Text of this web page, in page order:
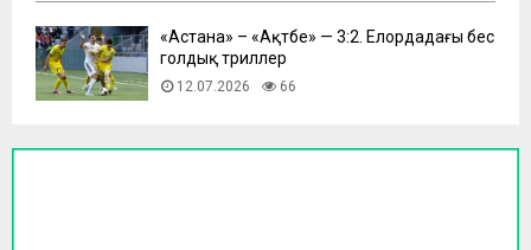
​«Астана» – «Ақтөбе» — 3:2. Елордадағы бес
голдық триллер
12.07.2026 66